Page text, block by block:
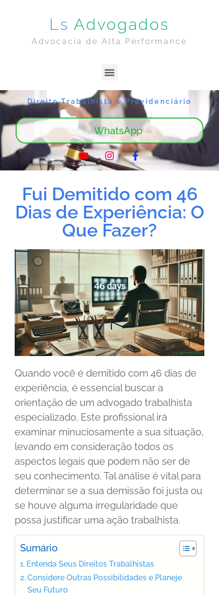
Ls Advogados
Advocacia de Alta Performance
Direito Trabalhista e Previdenciário
WhatsApp
Fui Demitido com 46
Dias de Experiência: O
Que Fazer?
Quando você é demitido com 46 dias de
experiência, é essencial buscar a
orientação de um advogado trabalhista
especializado. Este profissional irá
examinar minuciosamente a sua situação,
levando em consideração todos os
aspectos legais que podem não ser de
seu conhecimento. Tal análise é vital para
determinar se a sua demissão foi justa ou
se houve alguma irregularidade que
possa justificar uma ação trabalhista.
Sumário
Entenda Seus Direitos Trabalhistas
Considere Outras Possibilidades e Planeje
Seu Futuro